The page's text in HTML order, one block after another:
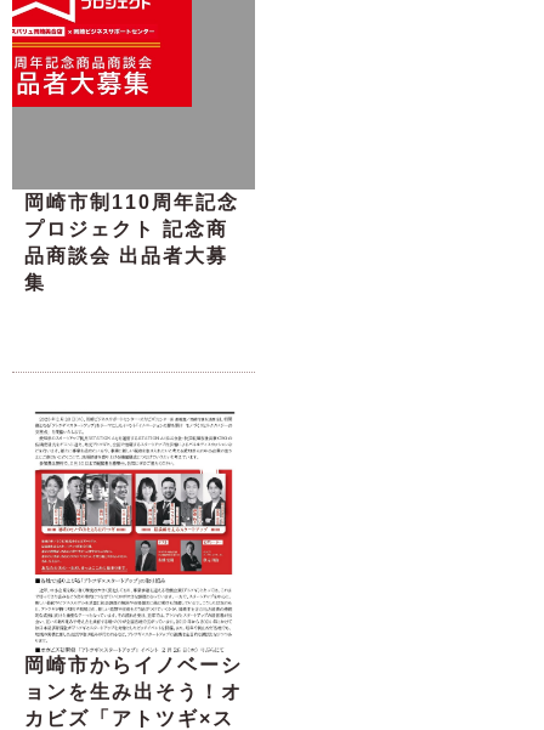
岡崎市制110周年記念
プロジェクト 記念商
品商談会 出品者大募
集
岡崎市からイノベーシ
ョンを生み出そう！オ
カビズ「アトツギ×ス